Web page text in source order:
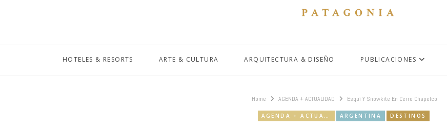
HOTELES & RESORTS ARTE & CULTURA ARQUITECTURA & DISEÑO PUBLICACIONES
Home AGENDA + ACTUALIDAD Esquí Y Snowkite En Cerro Chapelco
AGENDA + ACTUALIDAD ARGENTINA DESTINOS